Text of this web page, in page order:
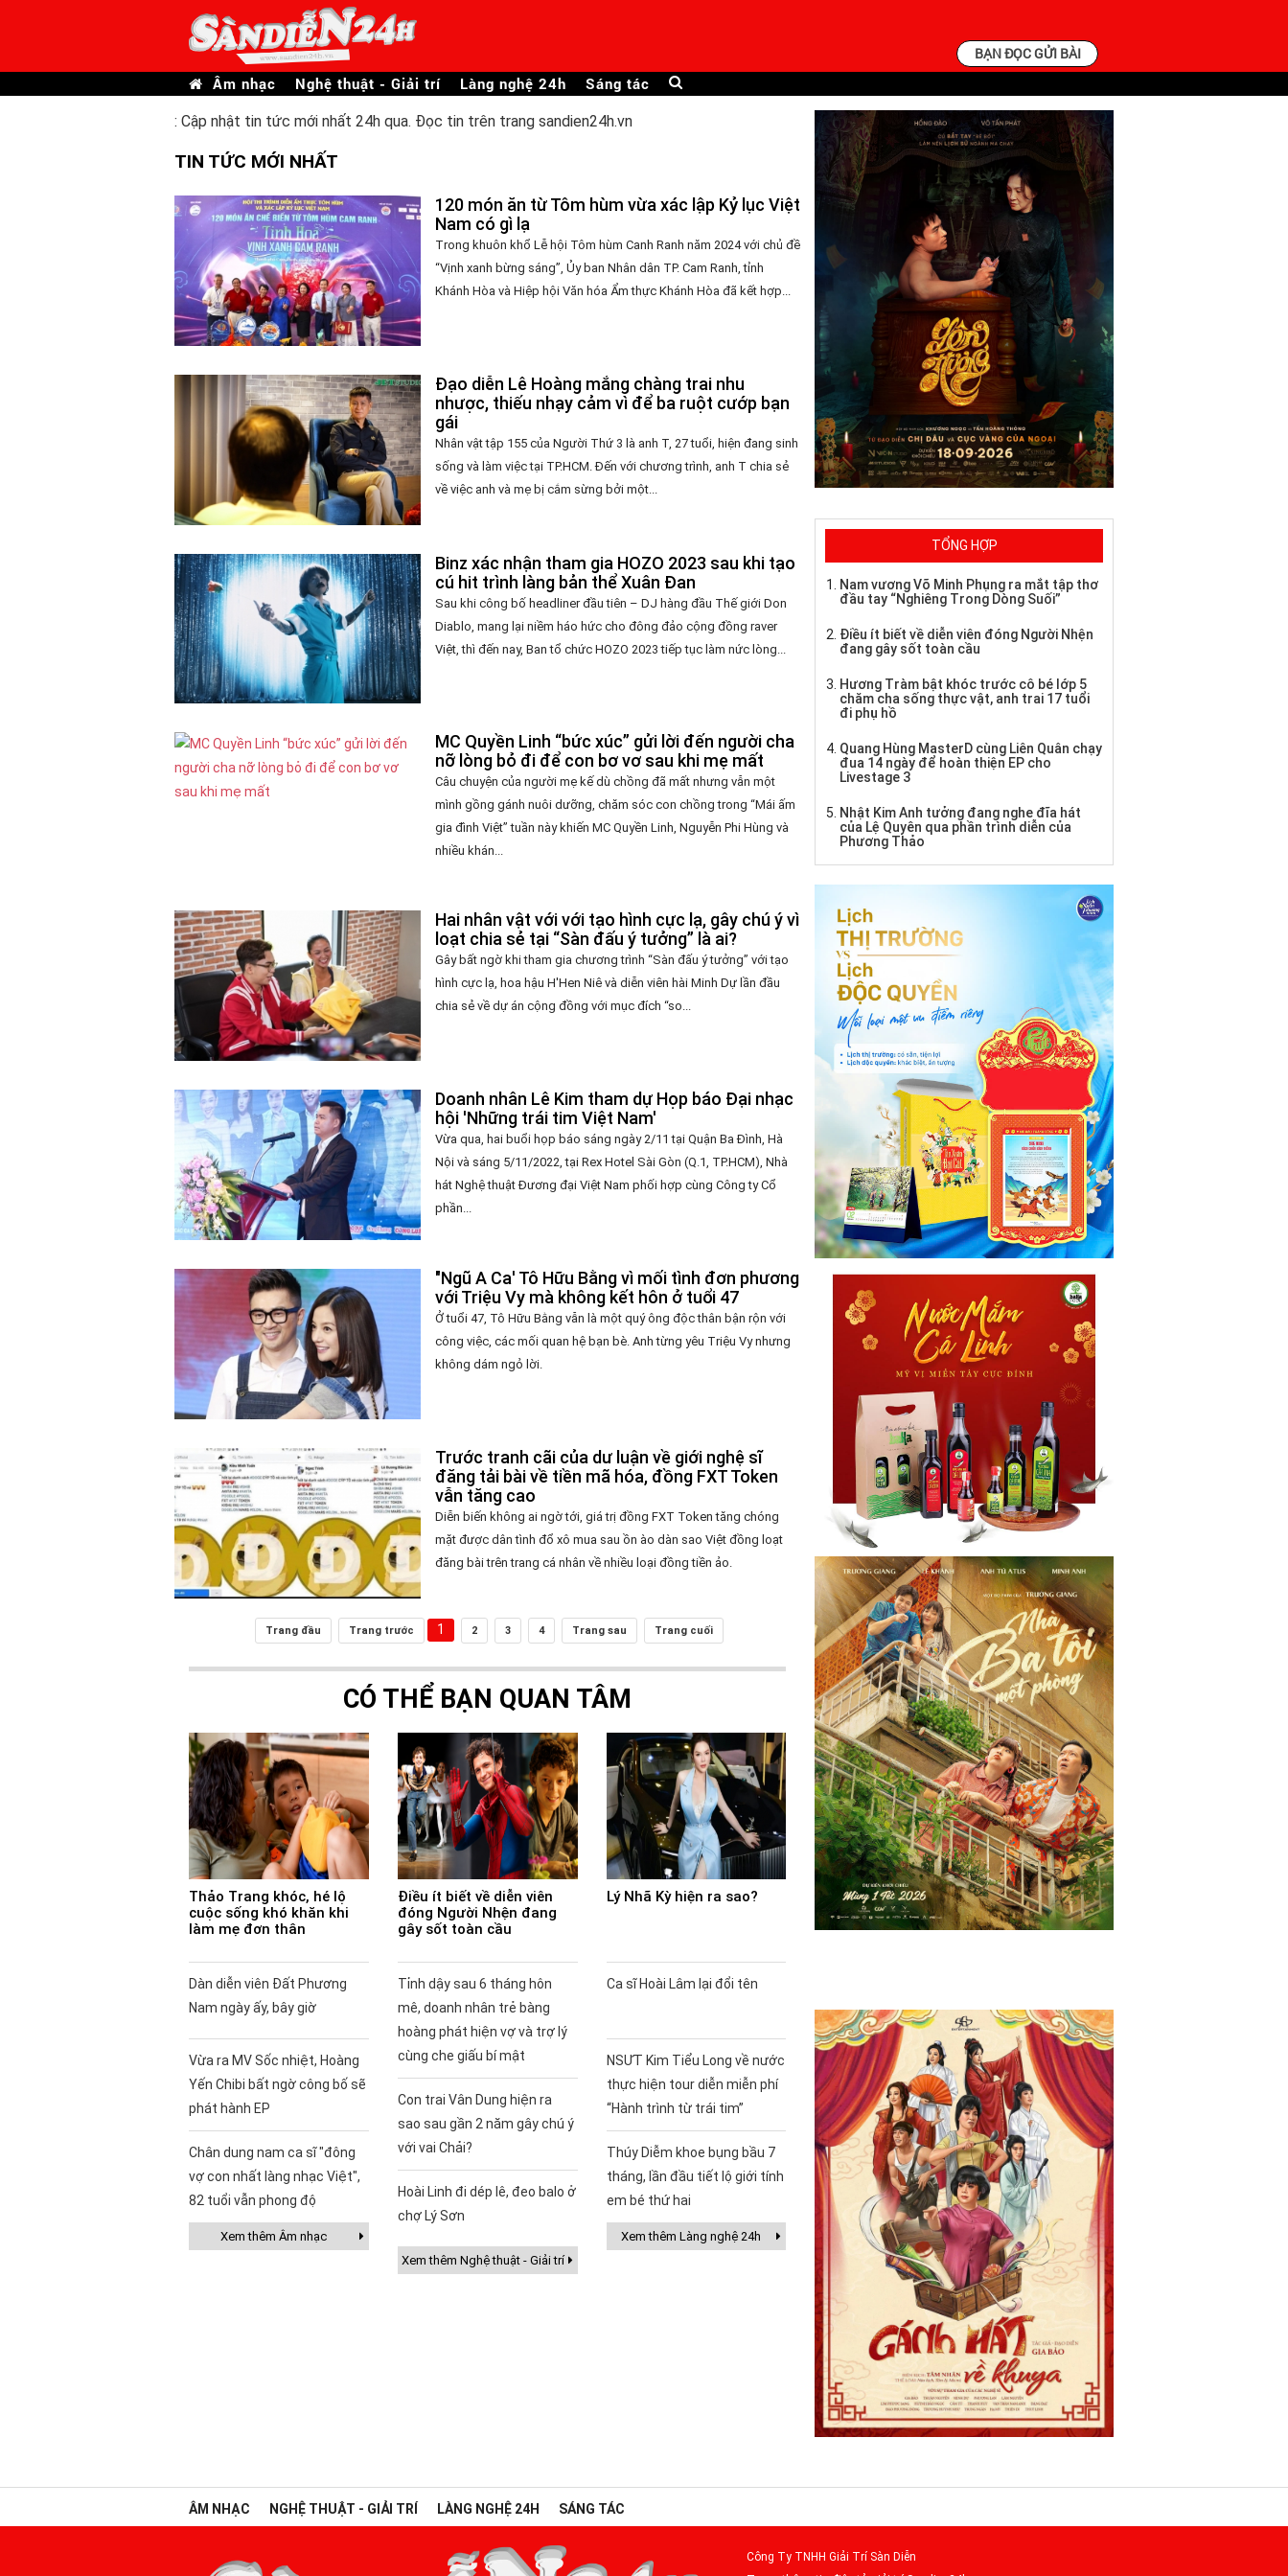
BẠN ĐỌC GỬI BÀI
Âm nhạc Nghệ thuật - Giải trí Làng nghệ 24h Sáng tác
: Cập nhật tin tức mới nhất 24h qua. Đọc tin trên trang sandien24h.vn
TIN TỨC MỚI NHẤT
120 món ăn từ Tôm hùm vừa xác lập Kỷ lục Việt
Nam có gì lạ
Trong khuôn khổ Lễ hội Tôm hùm Canh Ranh năm 2024 với chủ đề
“Vịnh xanh bừng sáng”, Ủy ban Nhân dân TP. Cam Ranh, tỉnh
Khánh Hòa và Hiệp hội Văn hóa Ẩm thực Khánh Hòa đã kết hợp...
Đạo diễn Lê Hoàng mắng chàng trai nhu
nhược, thiếu nhạy cảm vì để ba ruột cướp bạn
gái
Nhân vật tập 155 của Người Thứ 3 là anh T, 27 tuổi, hiện đang sinh
sống và làm việc tại TP.HCM. Đến với chương trình, anh T chia sẻ
về việc anh và mẹ bị cắm sừng bởi một...
Binz xác nhận tham gia HOZO 2023 sau khi tạo
cú hit trình làng bản thể Xuân Đan
Sau khi công bố headliner đầu tiên – DJ hàng đầu Thế giới Don
Diablo, mang lại niềm háo hức cho đông đảo cộng đồng raver
Việt, thì đến nay, Ban tổ chức HOZO 2023 tiếp tục làm nức lòng...
MC Quyền Linh “bức xúc” gửi lời đến người cha
nỡ lòng bỏ đi để con bơ vơ sau khi mẹ mất
Câu chuyện của người mẹ kế dù chồng đã mất nhưng vẫn một
mình gồng gánh nuôi dưỡng, chăm sóc con chồng trong “Mái ấm
gia đình Việt” tuần này khiến MC Quyền Linh, Nguyễn Phi Hùng và
nhiều khán...
Hai nhân vật với với tạo hình cực lạ, gây chú ý vì
loạt chia sẻ tại “Sàn đấu ý tưởng” là ai?
Gây bất ngờ khi tham gia chương trình “Sàn đấu ý tưởng” với tạo
hình cực lạ, hoa hậu H'Hen Niê và diễn viên hài Minh Dự lần đầu
chia sẻ về dự án cộng đồng với mục đích “so...
Doanh nhân Lê Kim tham dự Họp báo Đại nhạc
hội 'Những trái tim Việt Nam'
Vừa qua, hai buổi họp báo sáng ngày 2/11 tại Quận Ba Đình, Hà
Nội và sáng 5/11/2022, tại Rex Hotel Sài Gòn (Q.1, TP.HCM), Nhà
hát Nghệ thuật Đương đại Việt Nam phối hợp cùng Công ty Cổ
phần...
"Ngũ A Ca' Tô Hữu Bằng vì mối tình đơn phương
với Triệu Vy mà không kết hôn ở tuổi 47
Ở tuổi 47, Tô Hữu Bằng vẫn là một quý ông độc thân bận rộn với
công việc, các mối quan hệ bạn bè. Anh từng yêu Triệu Vy nhưng
không dám ngỏ lời.
Trước tranh cãi của dư luận về giới nghệ sĩ
đăng tải bài về tiền mã hóa, đồng FXT Token
vẫn tăng cao
Diễn biến không ai ngờ tới, giá trị đồng FXT Token tăng chóng
mặt được dân tình đổ xô mua sau ồn ào dàn sao Việt đồng loạt
đăng bài trên trang cá nhân về nhiều loại đồng tiền ảo.
Trang đầu Trang trước 1 2 3 4 Trang sau Trang cuối
CÓ THỂ BẠN QUAN TÂM
Thảo Trang khóc, hé lộ
cuộc sống khó khăn khi
làm mẹ đơn thân
Dàn diễn viên Đất Phương
Nam ngày ấy, bây giờ
Vừa ra MV Sốc nhiệt, Hoàng
Yến Chibi bất ngờ công bố sẽ
phát hành EP
Chân dung nam ca sĩ "đông
vợ con nhất làng nhạc Việt",
82 tuổi vẫn phong độ
Xem thêm Âm nhạc
Điều ít biết về diễn viên
đóng Người Nhện đang
gây sốt toàn cầu
Tỉnh dậy sau 6 tháng hôn
mê, doanh nhân trẻ bàng
hoàng phát hiện vợ và trợ lý
cùng che giấu bí mật
Con trai Vân Dung hiện ra
sao sau gần 2 năm gây chú ý
với vai Chải?
Hoài Linh đi dép lê, đeo balo ở
chợ Lý Sơn
Xem thêm Nghệ thuật - Giải trí
Lý Nhã Kỳ hiện ra sao?
Ca sĩ Hoài Lâm lại đổi tên
NSƯT Kim Tiểu Long về nước
thực hiện tour diễn miễn phí
“Hành trình từ trái tim”
Thúy Diễm khoe bụng bầu 7
tháng, lần đầu tiết lộ giới tính
em bé thứ hai
Xem thêm Làng nghệ 24h
TỔNG HỢP
Nam vương Võ Minh Phụng ra mắt tập thơ
đầu tay “Nghiêng Trong Dòng Suối”
Điều ít biết về diễn viên đóng Người Nhện
đang gây sốt toàn cầu
Hương Tràm bật khóc trước cô bé lớp 5
chăm cha sống thực vật, anh trai 17 tuổi
đi phụ hồ
Quang Hùng MasterD cùng Liên Quân chạy
đua 14 ngày để hoàn thiện EP cho
Livestage 3
Nhật Kim Anh tưởng đang nghe đĩa hát
của Lệ Quyên qua phần trình diễn của
Phương Thảo
ÂM NHẠC NGHỆ THUẬT - GIẢI TRÍ LÀNG NGHỆ 24H SÁNG TÁC
Công Ty TNHH Giải Trí Sàn Diễn